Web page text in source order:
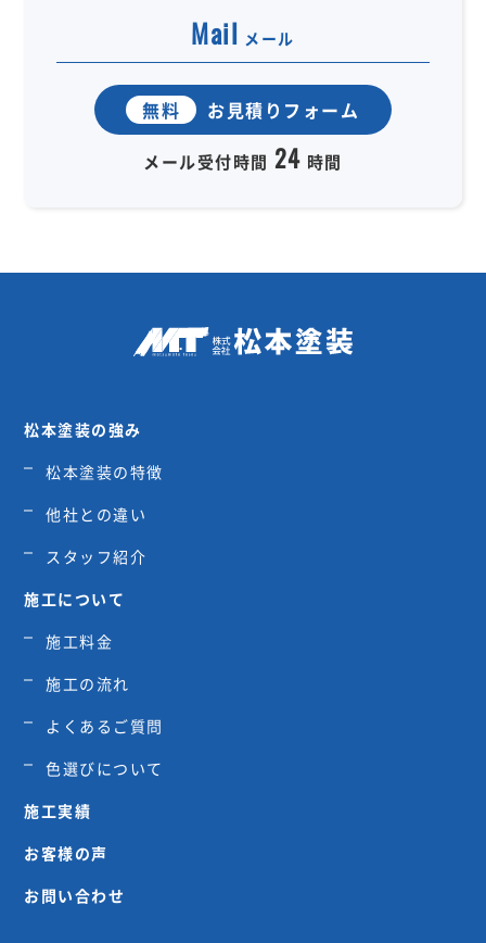
Mail メール
無料 お見積りフォーム
メール受付時間 24 時間
松本塗装の強み
松本塗装の特徴
他社との違い
スタッフ紹介
施工について
施工料金
施工の流れ
よくあるご質問
色選びについて
施工実績
お客様の声
お問い合わせ